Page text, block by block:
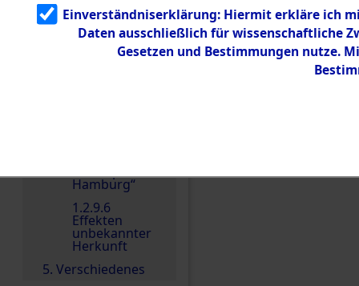
1.2.9.3
Effekten aus
dem KZ
Neuengamm
Hamburg“
1.2.9.6
Effekten
unbekannter
Herkunft
5. Verschiedenes
Einverständniserklärung: Hiermit erkläre ich
Daten ausschließlich für wissenschaftliche
Gesetzen und Bestimmungen nutze.